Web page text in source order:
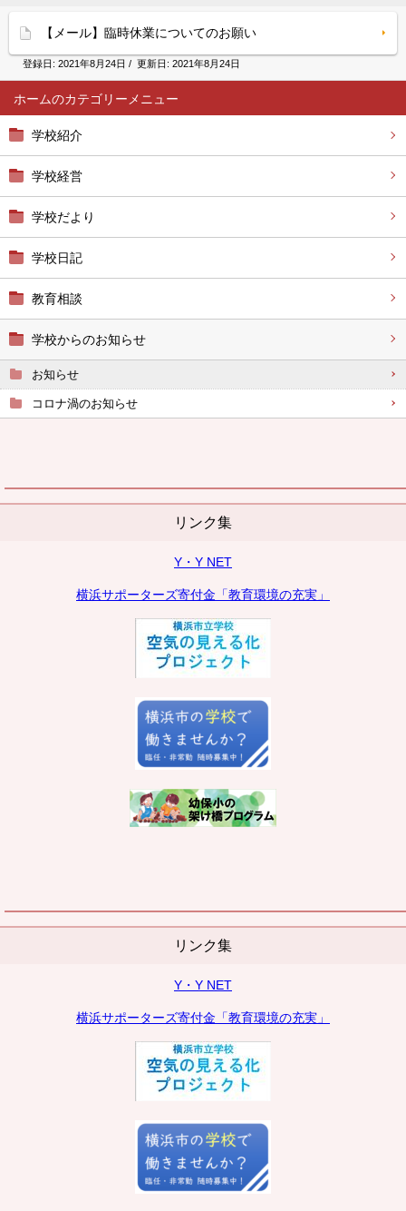
ホーム
学校紹介
学校経営
学校だより
学校日記
教育相談
学校からのお知らせ
お知らせ
コロナ渦のお知らせ
リンク集
Y・Y NET
横浜サポーターズ寄付金「教育環境の充実」
リンク集
Y・Y NET
横浜サポーターズ寄付金「教育環境の充実」
【メール】臨時休業についてのお願い
登録日: 2021年8月24日 / 更新日: 2021年8月24日